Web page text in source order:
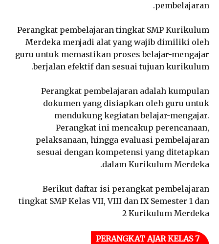
pembelajaran.
Perangkat pembelajaran tingkat SMP Kurikulum
Merdeka menjadi alat yang wajib dimiliki oleh
guru untuk memastikan proses belajar-mengajar
berjalan efektif dan sesuai tujuan kurikulum.
Perangkat pembelajaran adalah kumpulan
dokumen yang disiapkan oleh guru untuk
mendukung kegiatan belajar-mengajar.
Perangkat ini mencakup perencanaan,
pelaksanaan, hingga evaluasi pembelajaran
sesuai dengan kompetensi yang ditetapkan
dalam Kurikulum Merdeka.
Berikut daftar isi perangkat pembelajaran
tingkat SMP Kelas VII, VIII dan IX Semester 1 dan
2 Kurikulum Merdeka
PERANGKAT AJAR KELAS 7